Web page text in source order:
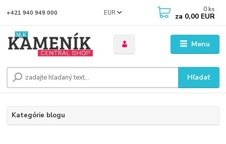
Menu
EUR
Hľadať
+421 940 949 000 0 ks
za 0,00 EUR
Kategórie blogu